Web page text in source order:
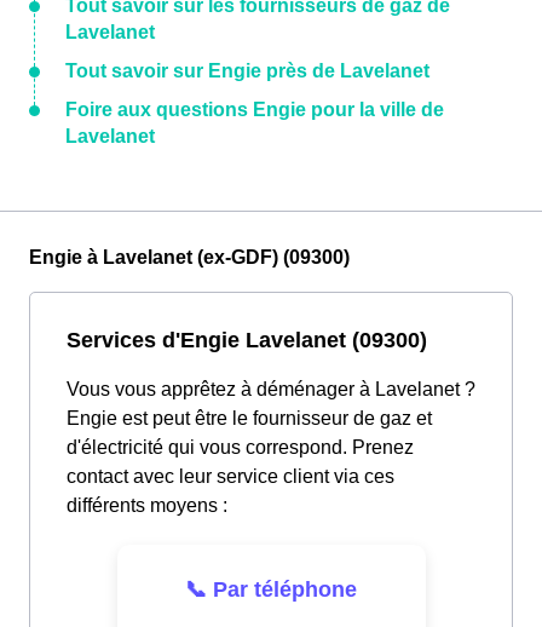
Tout savoir sur les fournisseurs de gaz de
Lavelanet
Tout savoir sur Engie près de Lavelanet
Foire aux questions Engie pour la ville de
Lavelanet
Engie à Lavelanet (ex-GDF) (09300)
Services d'Engie Lavelanet (09300)
Vous vous apprêtez à déménager à Lavelanet ?
Engie est peut être le fournisseur de gaz et
d'électricité qui vous correspond. Prenez
contact avec leur service client via ces
différents moyens :
📞 Par téléphone